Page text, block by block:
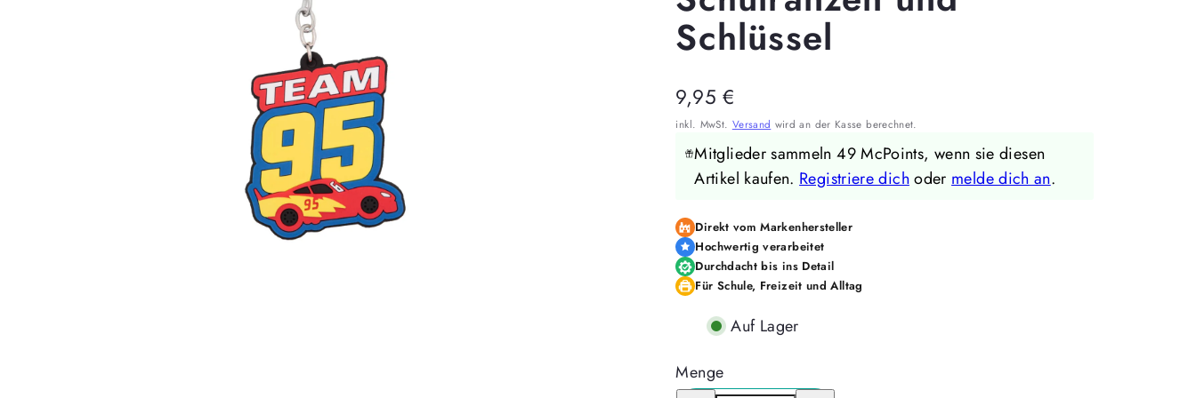
Schlüssel
Regulärer
Preis
9,95 €
inkl. MwSt. Versand wird an der Kasse berechnet.
Mitglieder sammeln 49 McPoints, wenn sie diesen
Artikel kaufen. Registriere dich oder melde dich an.
Direkt vom Markenhersteller
Hochwertig verarbeitet
Durchdacht bis ins Detail
Für Schule, Freizeit und Alltag
Auf Lager
Menge